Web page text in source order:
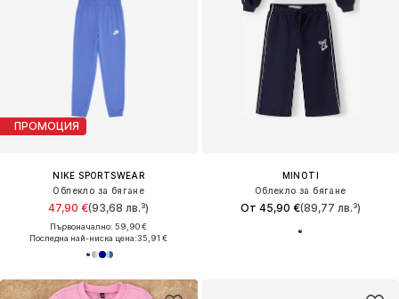
ПРОМОЦИЯ
NIKE SPORTSWEAR
Облекло за бягане
47,90 €(93,68 лв.³)
Първоначално: 59,90 €
Последна най-ниска цена:35,91 €
MINOTI
Облекло за бягане
От 45,90 €(89,77 лв.³)